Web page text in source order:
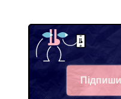
Facebook